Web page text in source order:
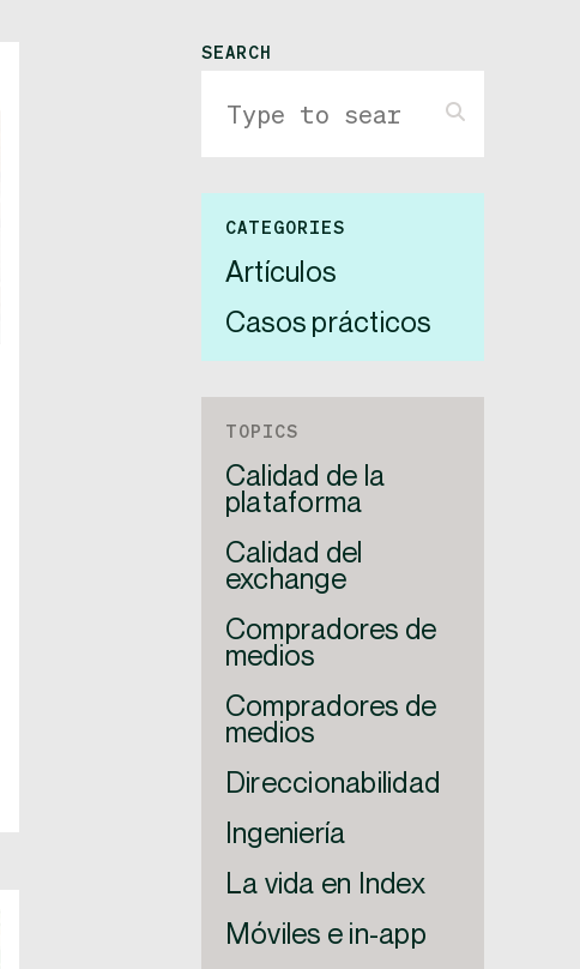
SEARCH
CATEGORIES
Artículos
Casos prácticos
TOPICS
Calidad de la
plataforma
Calidad del
exchange
Compradores de
medios
Compradores de
medios
Direccionabilidad
Ingeniería
La vida en Index
Móviles e in-app